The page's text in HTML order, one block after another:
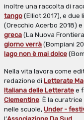
inoltre una raccolta di
tango (Elliot 2017), e due
(Orecchio Acerbo 2018) e
greca (La Nuova
giorno verrà (Bompiani
lago non è mai dolce
Nella vita lavora come
redazione di Letterate
Italiana delle Letterate e
Clementine. È la
nelle scuole, Under -